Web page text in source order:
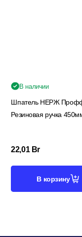
В наличии
Шпатель НЕРЖ
22,01 Br
В корзину